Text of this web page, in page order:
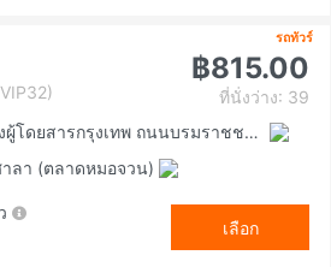
รถทัวร์
฿815.00
ที่นั่งว่าง: 39
สถานีขนส่งผู้โดยสารกรุงเทพ ถนนบรมราชชนนี (สายใต้ใหม่)
ลา (ตลาดหมอจวน)
เลือก